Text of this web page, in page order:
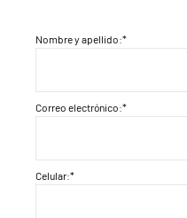
Nombre y apellido:*
Correo electrónico:*
Celular:*